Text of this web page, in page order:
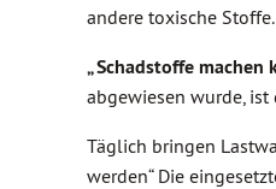
andere toxische
„ Schadstoffe machen
abgewiesen wurde,
Täglich bringen
werden“ Die